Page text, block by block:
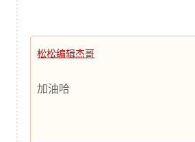
松松编辑杰哥
加油哈